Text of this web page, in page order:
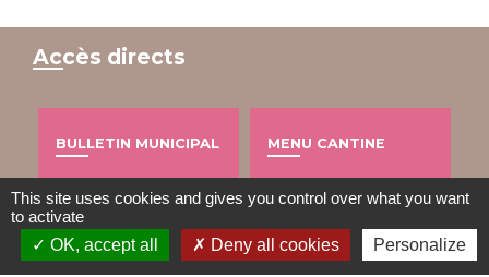
Accès directs
BULLETIN MUNICIPAL
import_contacts
MENU CANTINE
local_dining
This site uses cookies and gives you control over what you want
to activate
OK, accept all
Deny all cookies Personalize